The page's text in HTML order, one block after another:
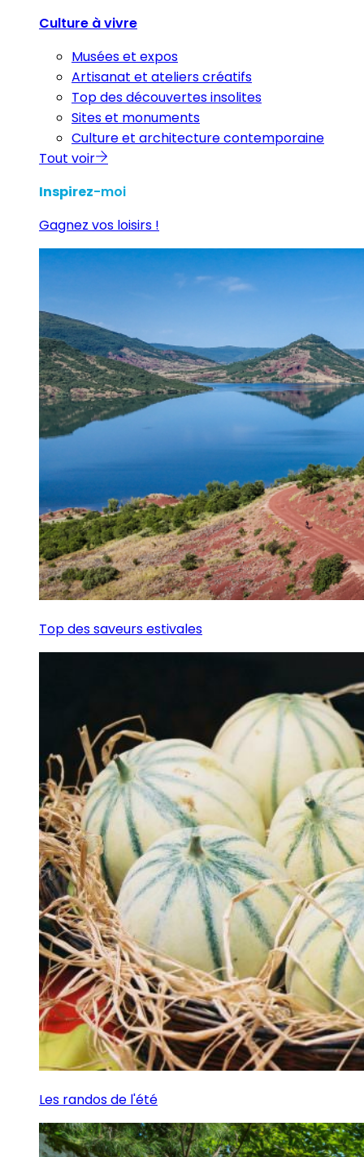
Culture à vivre
Musées et expos
Artisanat et ateliers créatifs
Top des découvertes insolites
Sites et monuments
Culture et architecture contemporaine
Tout voir
Inspirez-moi
Gagnez vos loisirs !
Top des saveurs estivales
Les randos de l'été